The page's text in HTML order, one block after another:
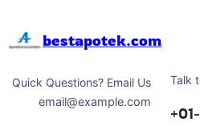
bestapotek.com
Quick Questions? Email Us
email@example.com
Talk